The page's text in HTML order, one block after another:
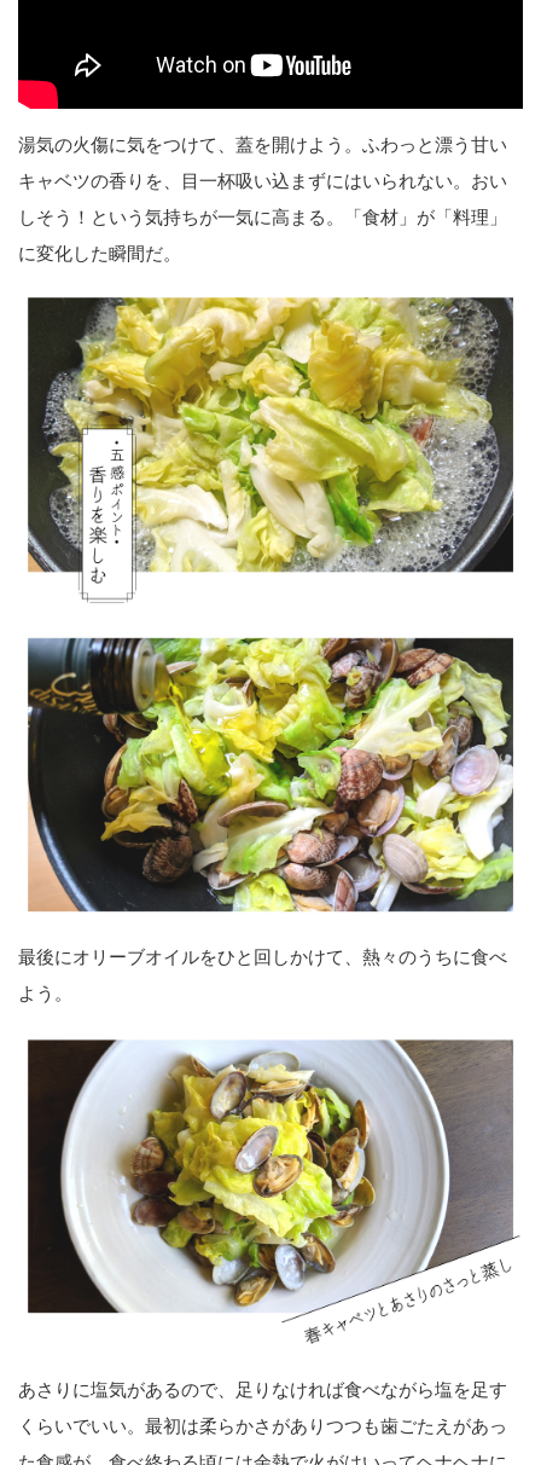
湯気の火傷に気をつけて、蓋を開けよう。ふわっと漂う甘い
キャベツの香りを、目一杯吸い込まずにはいられない。おい
しそう！という気持ちが一気に高まる。「食材」が「料理」
に変化した瞬間だ。
最後にオリーブオイルをひと回しかけて、熱々のうちに食べ
よう。
あさりに塩気があるので、足りなければ食べながら塩を足す
くらいでいい。最初は柔らかさがありつつも歯ごたえがあっ